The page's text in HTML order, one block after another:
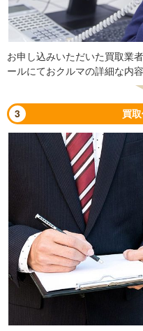
お申し込みいただいた買取業
ールにておクルマの詳細な内
3 買